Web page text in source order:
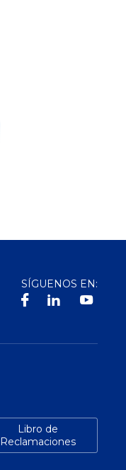
SÍGUENOS EN:
Libro de
Reclamaciones